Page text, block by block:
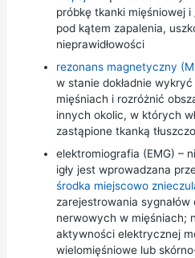
próbkę tkanki mięśniowej
pod kątem zapalenia,
nieprawidłowości
rezonans magnetyczny
w stanie dokładnie
mięśniach i rozróżnić
innych okolic, w których
zastąpione tkanką
elektromiografia (EMG) –
igły jest wprowadzana
środka miejscowo
zarejestrowania
nerwowych w mięśniach;
aktywności elektrycznej
wielomięśniowe lub